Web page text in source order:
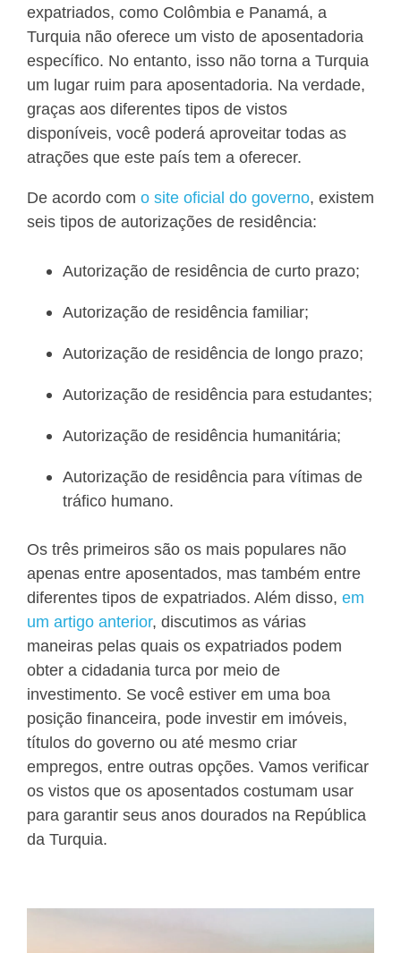
expatriados, como Colômbia e Panamá, a
Turquia não oferece um visto de aposentadoria
específico. No entanto, isso não torna a Turquia
um lugar ruim para aposentadoria. Na verdade,
graças aos diferentes tipos de vistos
disponíveis, você poderá aproveitar todas as
atrações que este país tem a oferecer.
De acordo com o site oficial do governo, existem
seis tipos de autorizações de residência:
Autorização de residência de curto prazo;
Autorização de residência familiar;
Autorização de residência de longo prazo;
Autorização de residência para estudantes;
Autorização de residência humanitária;
Autorização de residência para vítimas de
tráfico humano.
Os três primeiros são os mais populares não
apenas entre aposentados, mas também entre
diferentes tipos de expatriados. Além disso, em
um artigo anterior, discutimos as várias
maneiras pelas quais os expatriados podem
obter a cidadania turca por meio de
investimento. Se você estiver em uma boa
posição financeira, pode investir em imóveis,
títulos do governo ou até mesmo criar
empregos, entre outras opções. Vamos verificar
os vistos que os aposentados costumam usar
para garantir seus anos dourados na República
da Turquia.